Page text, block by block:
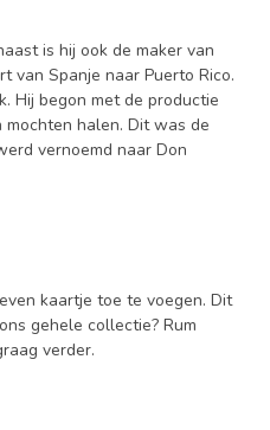
is hij ook de maker van
van Spanje naar Puerto Rico.
Hij begon met de productie
halen. Dit was de
vernoemd naar Don
kaartje toe te voegen. Dit
gehele collectie? Rum
verder.